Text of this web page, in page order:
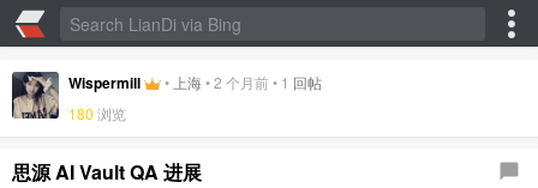
Wispermill • 上海•2 个月前• 1 回帖
180 浏览
思源 AI Vault QA 进展